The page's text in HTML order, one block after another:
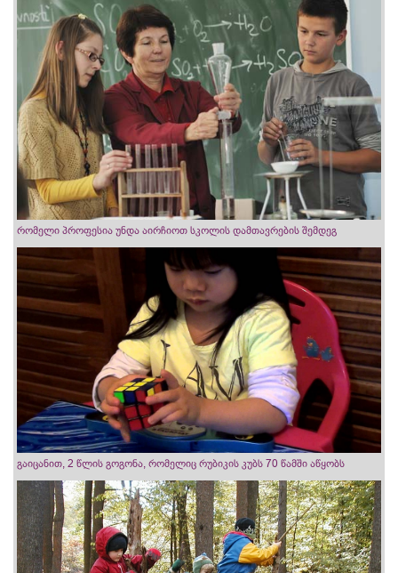
რომელი პროფესია უნდა აირჩიოთ სკოლის დამთავრების შემდეგ
გაიცანით, 2 წლის გოგონა, რომელიც რუბიკის კუბს 70 წამში აწყობს